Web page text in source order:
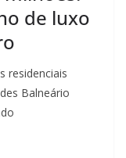
de luxo
residenciais
Balneário